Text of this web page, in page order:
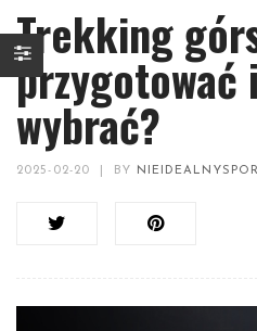
Trekking
wybrać?
2025-02-20 BY